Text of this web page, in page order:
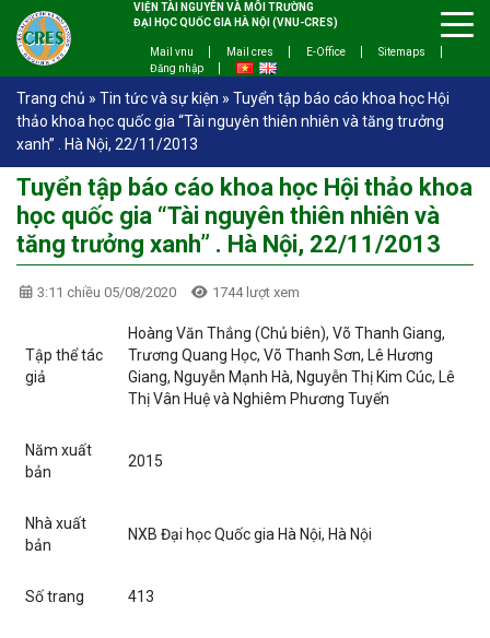
VIỆN TÀI NGUYÊN VÀ MÔI TRƯỜNG
ĐẠI HỌC QUỐC GIA HÀ NỘI (VNU-CRES)
Mail vnu Mail cres E-Office
Sitemaps
Đăng nhập
Trang chủ » Tin tức và sự kiện » Tuyển tập báo cáo khoa học Hội
thảo khoa học quốc gia “Tài nguyên thiên nhiên và tăng trưởng
xanh” . Hà Nội, 22/11/2013
Tuyển tập báo cáo khoa học Hội thảo khoa
học quốc gia “Tài nguyên thiên nhiên và
tăng trưởng xanh” . Hà Nội, 22/11/2013
3:11 chiều 05/08/2020 1744 lượt xem
Tập thể tác
giả
Hoàng Văn Thắng (Chủ biên), Võ Thanh Giang,
Trương Quang Học, Võ Thanh Sơn, Lê Hương
Giang, Nguyễn Mạnh Hà, Nguyễn Thị Kim Cúc, Lê
Thị Vân Huệ và Nghiêm Phương Tuyến
Năm xuất
bản
2015
Nhà xuất
bản
NXB Đại học Quốc gia Hà Nội, Hà Nội
Số trang 413